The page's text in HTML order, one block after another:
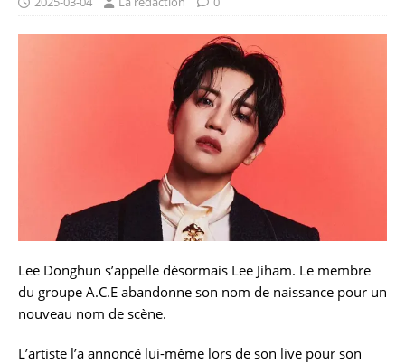
Lee Donghun s’appelle désormais Lee Jiham. Le membre
du groupe A.C.E abandonne son nom de naissance pour un
nouveau nom de scène.
L’artiste l’a annoncé lui-même lors de son live pour son